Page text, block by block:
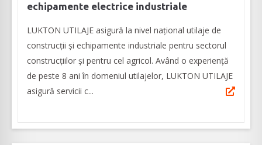
echipamente electrice industriale
LUKTON UTILAJE asigură la nivel național utilaje de
construcții și echipamente industriale pentru sectorul
construcțiilor și pentru cel agricol. Având o experiență
de peste 8 ani în domeniul utilajelor, LUKTON UTILAJE
asigură servicii c...